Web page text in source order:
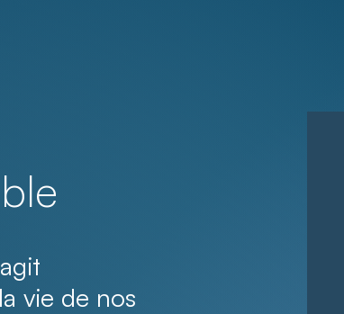
vie de nos